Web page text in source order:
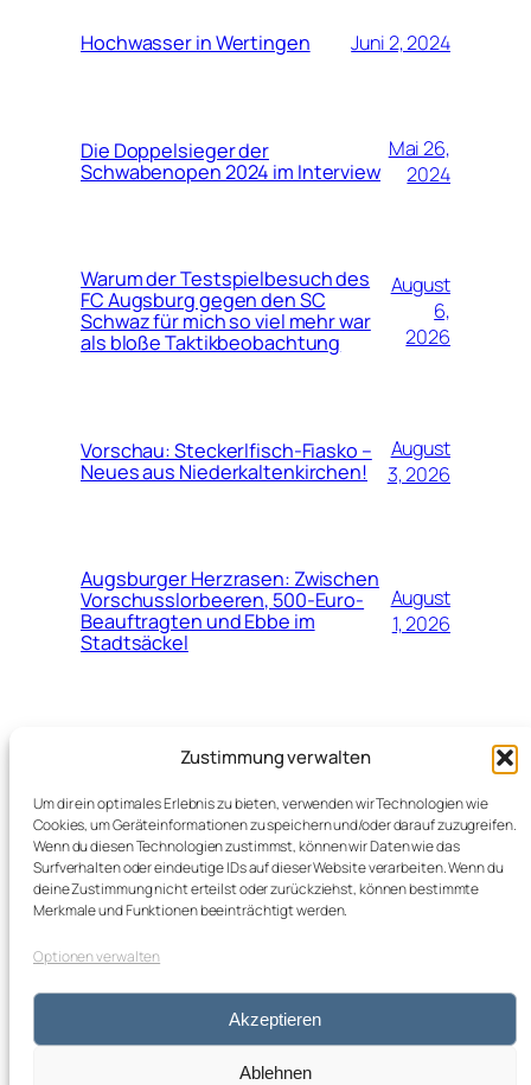
Zustimmung verwalten
Um dir ein optimales Erlebnis zu bieten, verwenden wir Technologien wie
Cookies, um Geräteinformationen zu speichern und/oder darauf zuzugreifen.
Wenn du diesen Technologien zustimmst, können wir Daten wie das
Surfverhalten oder eindeutige IDs auf dieser Website verarbeiten. Wenn du
deine Zustimmung nicht erteilst oder zurückziehst, können bestimmte
Merkmale und Funktionen beeinträchtigt werden.
Optionen verwalten
Akzeptieren
Ablehnen
Hochwasser in Wertingen Juni 2, 2024
Die Doppelsieger der
Schwabenopen 2024 im Interview
Mai 26,
2024
Warum der Testspielbesuch des
FC Augsburg gegen den SC
Schwaz für mich so viel mehr war
als bloße Taktikbeobachtung
August
6,
2026
Vorschau: Steckerlfisch-Fiasko –
Neues aus Niederkaltenkirchen!
August
3, 2026
Augsburger Herzrasen: Zwischen
Vorschusslorbeeren, 500-Euro-
Beauftragten und Ebbe im
Stadtsäckel
August
1, 2026
Neuer Top-Job für Marinko Jurendić
beim Schweizerischen
Fussballverband (SFV)
2026
kleos blog
von Marion Buk-Kluger
Impressum